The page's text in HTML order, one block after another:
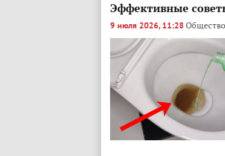
Эффективные
9 июля 2026, 11:28 Общество